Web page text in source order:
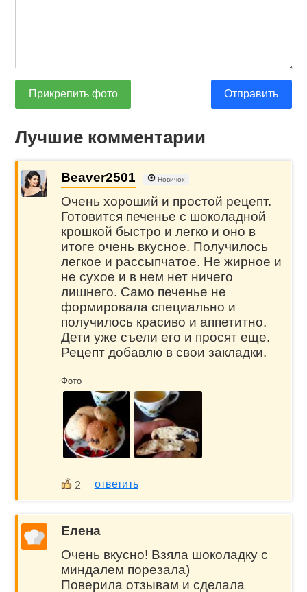
Прикрепить фото Отправить
Лучшие комментарии
Beaver2501 Новичок
Очень хороший и простой рецепт.
Готовится печенье с шоколадной
крошкой быстро и легко и оно в
итоге очень вкусное. Получилось
легкое и рассыпчатое. Не жирное и
не сухое и в нем нет ничего
лишнего. Само печенье не
формировала специально и
получилось красиво и аппетитно.
Дети уже съели его и просят еще.
Рецепт добавлю в свои закладки.
Фото
2 ответить
Елена
Очень вкусно! Взяла шоколадку с
миндалем порезала)
Поверила отзывам и сделала